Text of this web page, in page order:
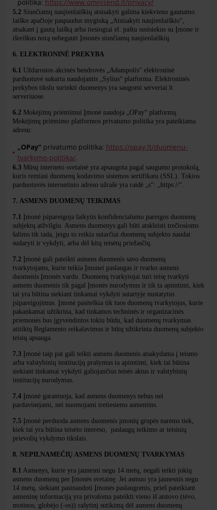
politika: https://www.omnisend.lt/privacy/
5.2 Siunčiamų naujienlaiškių atsisakyti galima kiekvieno gaunamo
laiško apačioje paspaudus mygtuką „Atsisakyti naujienlaiškio“,
atsakant į gautą laišką arba tiesiogiai el. paštu susisiekus su Įmone ir
išreiškus norą nebegauti Įmonės siunčiamų naujienlaiškių.
6. ELEKTRONINĖ PREKYBA
6.1 Uždarosios akcinės bendrovės „Adampolis“ elektroninė
parduotuvė sukurta naudojantis „Sylius“ platforma. Elektroninės
prekybos tikslu surinkti duomenys yra saugomi serveriai.lt
serveriuose.
6.2 Mokėjimų priėmimui Įmonė naudoja „OPay“ platformą.
Mokėjimų priėmimo platformos privatumo politika yra pateikiama
adresu:
„OPay“ privatumo politika: https://opay.lt/duomenu-
tvarkymo-politika/.
6.3 Mūsų interneto svetainė yra apsaugota pagal saugumo protokolą,
kuris remiasi duomenų kodavimo sistemos sertifikatu (SSL). Tokios
parduotuvės internetinio adreso užraše yra raidė „s“: „https://“.
7. ASMENS DUOMENŲ TEIKIMAS
7.1 Įmonė įsipareigoja laikytis konfidencialumo pareigos duomenų
subjektų atžvilgiu. Asmens duomenys gali būti atskleisti trečiosioms
šalims tik tada, jeigu to reikia sutarčiai duomenų subjekto naudai
sudaryti ir vykdyti, arba dėl kitų teisėtų priežasčių.
7.2 Įmonė gali pateikti asmens duomenis savo duomenų
tvarkytojams, kurie teikia Įmonei paslaugas ir tvarko asmens
duomenis Įmonės vardu. Duomenų tvarkytojai turi teisę tvarkyti
asmens duomenis tik pagal Įmonės nurodymus ir tik ta apimtimi, kiek
tai yra būtina siekiant tinkamai vykdyti sutartyje nustatytus
įsipareigojimus. Įmonė pasitelkia tik tuos duomenų tvarkytojus, kurie
pakankamai užtikrina, kad tinkamos techninės ir organizacinės
priemonės bus įgyvendintos tokiu būdu, kad duomenų tvarkymas
atitiktų Reglamento reikalavimus ir būtų užtikrinta duomenų subjekto
teisių apsauga.
7.3 Įmonė taip pat gali teikti asmens duomenis atsakydama į teismo
arba valstybinių institucijų prašymus ta apimtimi, kiek tai būtina
siekiant tinkamai vykdyti galiojančius teisės aktus ir valstybinių
institucijų nurodymus.
7.4 Įmonė garantuoja, kad asmens duomenys nebus nei
pardavinėjami, nei nuomojami tretiesiems asmenims.
7.5 Įmonė perduoda asmens duomenis įmonių grupės narėms tiek,
kiek tai yra būtina teisėto intereso, paslaugų teikimo ar teisinių
prievolių vykdymo tikslais.
8. NEPILNAMEČIŲ ASMENS DUOMENŲ TVARKYMAS
8.1 Asmenys, kurie yra jaunesni negu 14 metų, negali teikti jokių
asmens duomenų per Įmonės svetainę. Jei asmuo yra jaunesnis negu
14 metų, siekiant pasinaudoti Įmonės paslaugomis, prieš pateikiant
asmeninę informaciją yra privaloma pateikti vieno iš atstovo (tėvo,
motinos, globėjo (-os)) rašytinį sutikimą dėl asmens duomenų